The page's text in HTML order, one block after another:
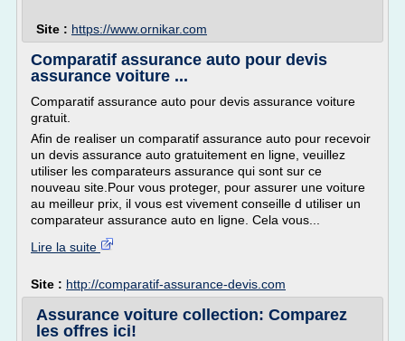
Site : https://www.ornikar.com
Comparatif assurance auto pour devis
assurance voiture ...
Comparatif assurance auto pour devis assurance voiture
gratuit.
Afin de realiser un comparatif assurance auto pour recevoir
un devis assurance auto gratuitement en ligne, veuillez
utiliser les comparateurs assurance qui sont sur ce
nouveau site.Pour vous proteger, pour assurer une voiture
au meilleur prix, il vous est vivement conseille d utiliser un
comparateur assurance auto en ligne. Cela vous...
Lire la suite
Site : http://comparatif-assurance-devis.com
Assurance voiture collection: Comparez
les offres ici!